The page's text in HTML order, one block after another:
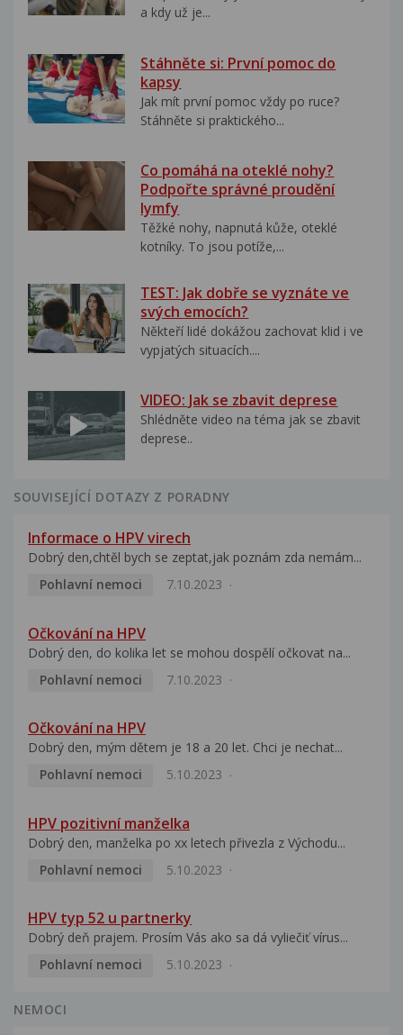
a kdy už je...
Stáhněte si: První pomoc do
kapsy
Jak mít první pomoc vždy po ruce?
Stáhněte si praktického...
Co pomáhá na oteklé nohy?
Podpořte správné proudění
lymfy
Těžké nohy, napnutá kůže, oteklé
kotníky. To jsou potíže,...
TEST: Jak dobře se vyznáte ve
svých emocích?
Někteří lidé dokážou zachovat klid i ve
vypjatých situacích....
VIDEO: Jak se zbavit deprese
Shlédněte video na téma jak se zbavit
deprese..
SOUVISEJÍCÍ DOTAZY Z PORADNY
Informace o HPV virech
Dobrý den,chtěl bych se zeptat,jak poznám zda nemám...
Pohlavní nemoci
7.10.2023
Očkování na HPV
Dobrý den, do kolika let se mohou dospělí očkovat na...
Pohlavní nemoci
7.10.2023
Očkování na HPV
Dobrý den, mým dětem je 18 a 20 let. Chci je nechat...
Pohlavní nemoci
5.10.2023
HPV pozitivní manželka
Dobrý den, manželka po xx letech přivezla z Východu...
Pohlavní nemoci
5.10.2023
HPV typ 52 u partnerky
Dobrý deň prajem. Prosím Vás ako sa dá vyliečiť vírus...
Pohlavní nemoci
5.10.2023
NEMOCI